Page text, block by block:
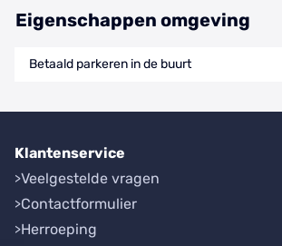
Eigenschappen omgeving
Betaald parkeren in de buurt
Klantenservice
Veelgestelde vragen
Contactformulier
Herroeping